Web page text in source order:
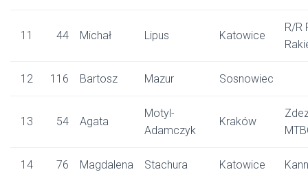
11 44 Michał Lipus Katowice
R/R
12 116 Bartosz Mazur Sosnowiec
13 54 Agata
Motyl-
Adamczyk
Kraków
14 76 Magdalena Stachura Katowice